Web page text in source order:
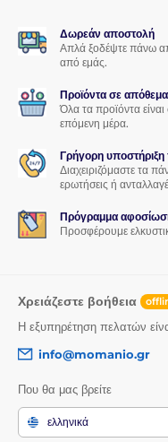
Δωρεάν αποστολή
Απλά ξοδέψτε πάνω
από εμάς.
Προϊόντα σε απόθεμα
Όλα τα προϊόντα
επόμενη μέρα.
Γρήγορη
Διαχειριζόμαστε τα
ερωτήσεις ή
Πρόγραμμα
Προσφέρουμε
Χρειάζεστε βοήθεια
Η εξυπηρέτηση πελατών
info@momanio.gr
Που θα μας βρείτε
ελληνικά